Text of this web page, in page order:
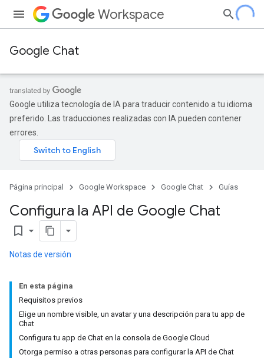
Workspace
Google Chat
Google utiliza tecnología de IA para traducir contenido a tu idioma
preferido. Las traducciones realizadas con IA pueden contener
errores.
Página principal Google Workspace Google Chat Guías
Configura la API de Google Chat
bookmark_border
Notas de versión
En esta página
Requisitos previos
Elige un nombre visible, un avatar y una descripción para tu app de
Chat
Configura tu app de Chat en la consola de Google Cloud
Otorga permiso a otras personas para configurar la API de Chat